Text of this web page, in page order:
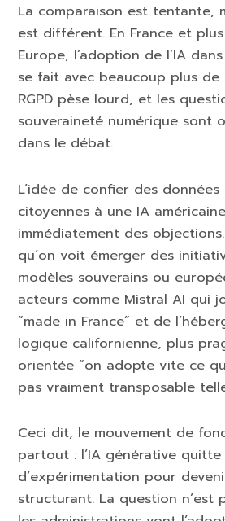
La comparaison est tentante,
est différent. En France et
Europe, l’adoption de l’IA
se fait avec beaucoup plus de
RGPD pèse lourd, et les
souveraineté numérique sont
dans le débat.
L’idée de confier des
citoyennes à une IA
immédiatement des
qu’on voit émerger des
modèles souverains ou
acteurs comme Mistral AI qui
“made in France” et de
logique californienne, plus
orientée “on adopte vite ce
pas vraiment transposable
Ceci dit, le mouvement de
partout : l’IA générative
d’expérimentation pour
structurant. La question n’est